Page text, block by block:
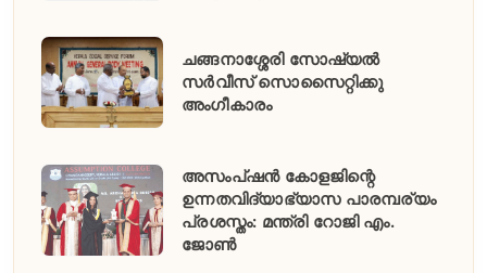
ചങ്ങനാശ്ശേരി സോഷ്യൽ
സർവീസ് സൊസൈറ്റിക്കു
അംഗീകാരം
അസംപ്ഷൻ കോളജിന്റെ
ഉന്നതവിദ്യാഭ്യാസ പാരമ്പര്യം
പ്രശസ്തം: മന്ത്രി റോജി എം.
ജോൺ